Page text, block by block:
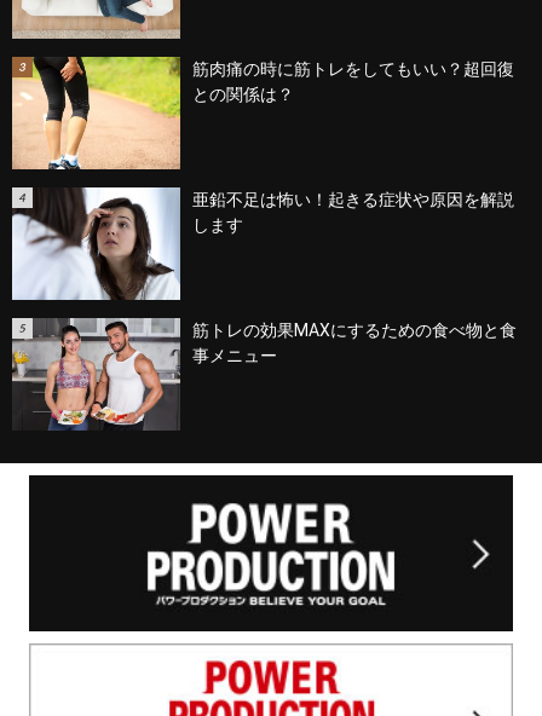
筋肉痛の時に筋トレをしてもいい？超回復
との関係は？
亜鉛不足は怖い！起きる症状や原因を解説
します
筋トレの効果MAXにするための食べ物と食
事メニュー